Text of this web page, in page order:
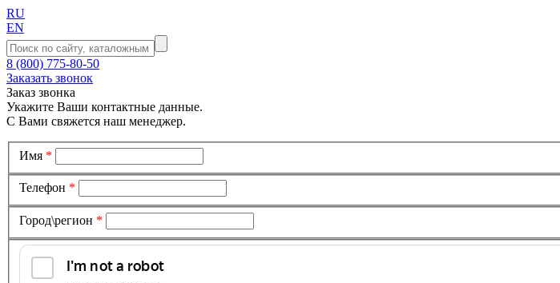
RU
EN
8 (800) 775-80-50
Заказать звонок
Заказ звонка
Укажите Ваши контактные данные.
С Вами свяжется наш менеджер.
Имя *
Телефон *
Город\регион *